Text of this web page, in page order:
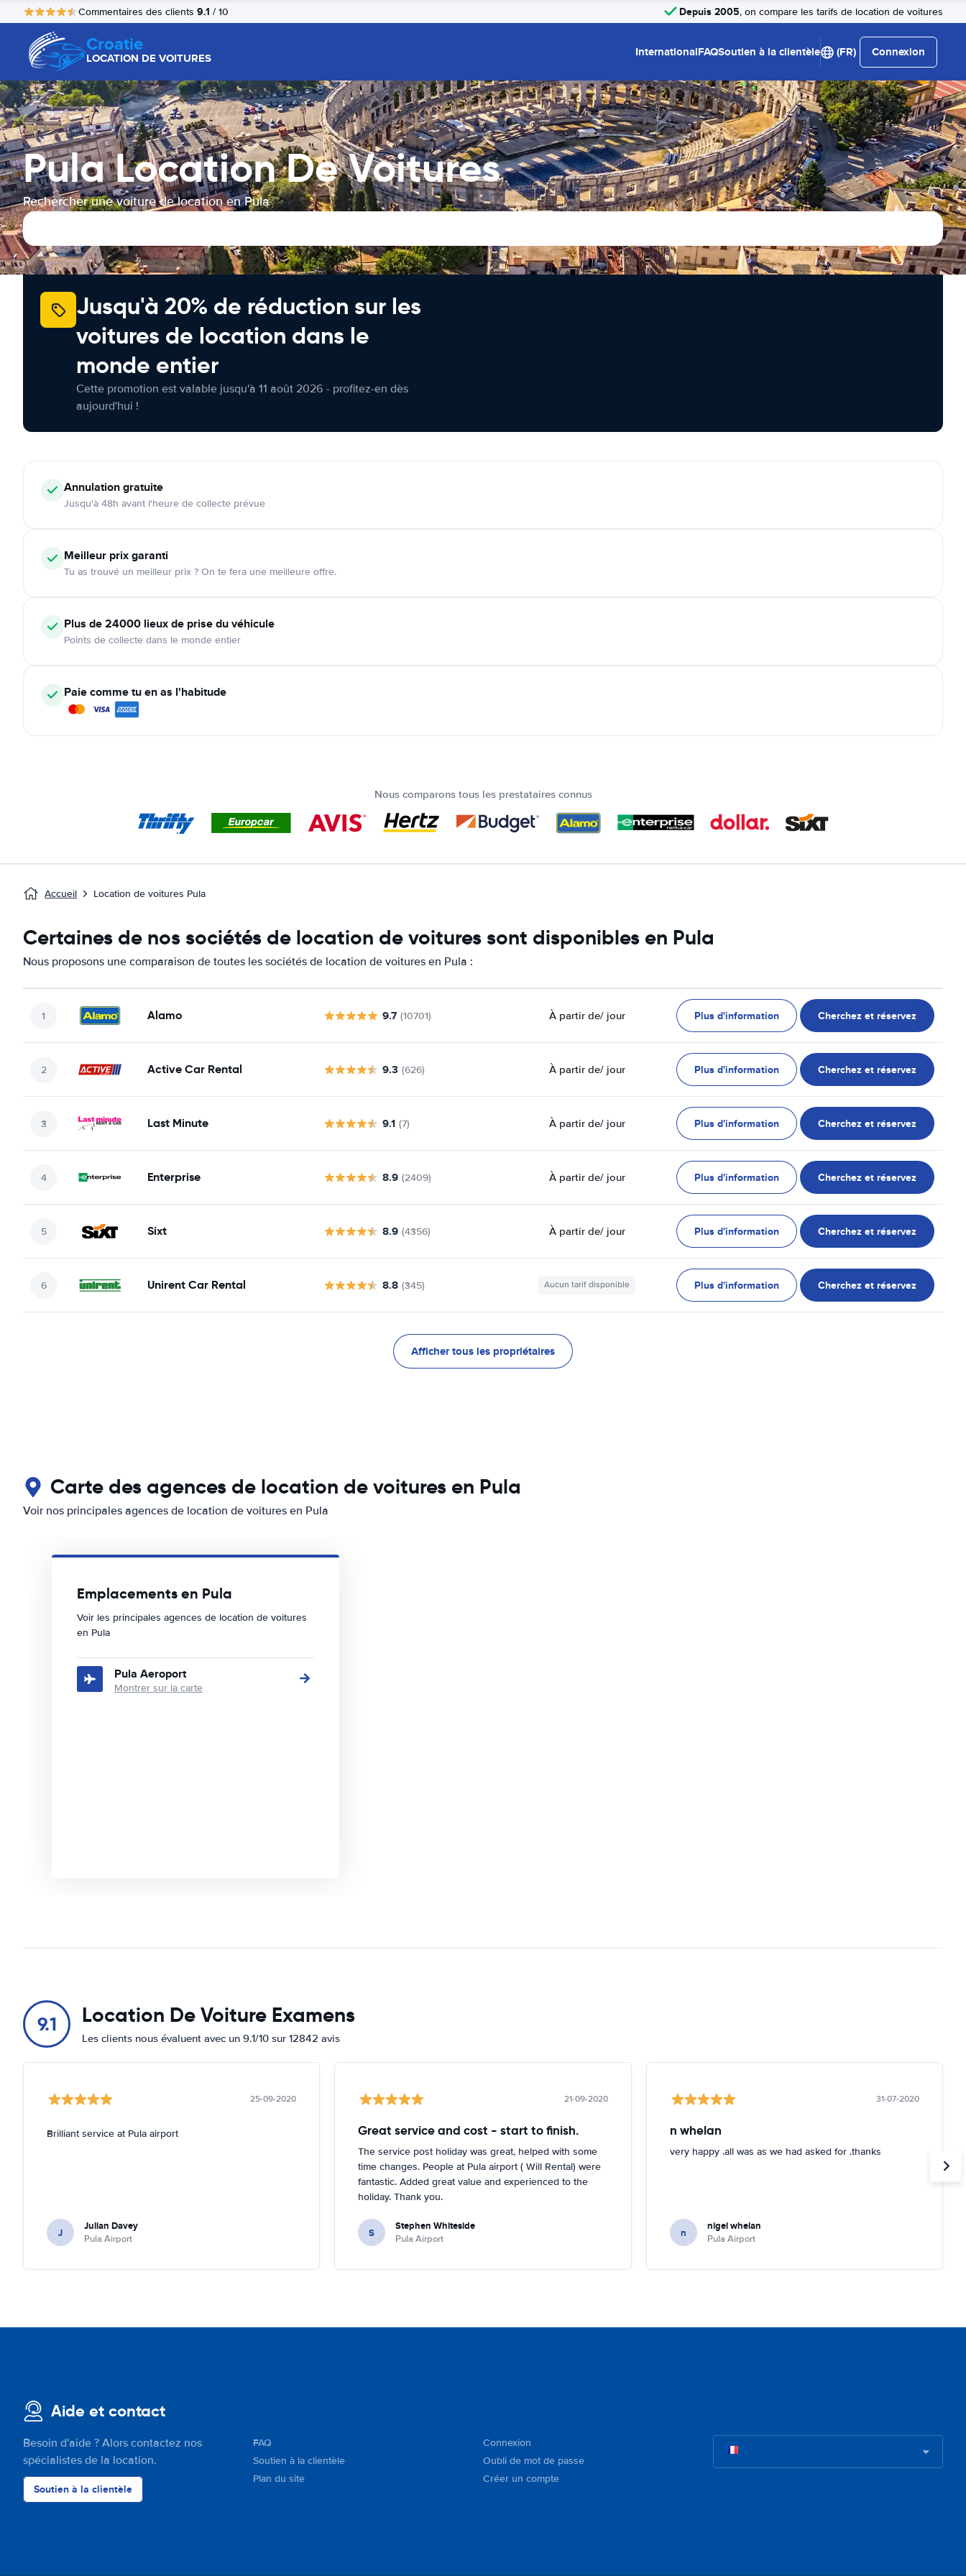
Commentaires des clients 9.1 / 10 Depuis 2005, on compare les tarifs de location de voitures
Croatie
LOCATION DE VOITURES InternationalFAQSoutien à la clientèle (FR) Connexion
Pula Location De Voitures
Rechercher une voiture de location en Pula
Jusqu'à 20% de réduction sur les
voitures de location dans le
monde entier
Cette promotion est valable jusqu'à 11 août 2026 - profitez-en dès
aujourd'hui !
Annulationgratuite
Jusqu'à 48h avant l'heure de collecte prévue
Meilleur prix garanti
Tu as trouvé un meilleur prix ? On te fera une meilleure offre.
Plus de 24000 lieux de prise du véhicule
Points de collecte dans le monde entier
Paie comme tu en as l'habitude
Nous comparons tous les prestataires connus
Accueil Location de voitures Pula
Certaines de nos sociétés de location de voitures sont disponibles en Pula
Nous proposons une comparaison de toutes les sociétés de location de voitures en Pula :
Alamo 9.7 (10701) À partir de/ jour Plus d'information Cherchez et réservez
Active Car Rental 9.3 (626) À partir de/ jour Plus d'information Cherchez et réservez
Last Minute 9.1 (7) À partir de/ jour Plus d'information Cherchez et réservez
Enterprise 8.9 (2409) À partir de/ jour Plus d'information Cherchez et réservez
Sixt 8.9 (4356) À partir de/ jour Plus d'information Cherchez et réservez
Unirent Car Rental 8.8 (345) Aucun tarif disponible Plus d'information Cherchez et réservez
Afficher tous les propriétaires
Carte des agences de location de voitures en Pula
Voir nos principales agences de location de voitures en Pula
Emplacements en Pula
Voir les principales agences de location de voitures
en Pula
Pula Aeroport
Montrer sur la carte
9.1 Location De Voiture Examens
Les clients nous évaluent avec un 9.1/10 sur 12842 avis
25-09-2020
Brilliant service at Pula airport
J Julian Davey
Pula Airport
21-09-2020
Great service and cost - start to finish.
The service post holiday was great, helped with some
time changes. People at Pula airport ( Will Rental) were
fantastic. Added great value and experienced to the
holiday. Thank you.
S Stephen Whiteside
Pula Airport
31-07-2020
n whelan
very happy .all was as we had asked for .thanks
n nigel whelan
Pula Airport
Aide et contact
Besoin d'aide ? Alors contactez nos
spécialistes de la location.
Soutien à la clientèle
FAQ
Soutien à la clientèle
Plan du site
Connexion
Oubli de mot de passe
Créer un compte